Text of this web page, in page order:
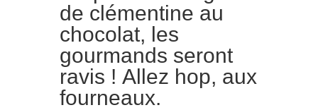
de clémentine au
chocolat, les
gourmands seront
ravis ! Allez hop, aux
fourneaux.